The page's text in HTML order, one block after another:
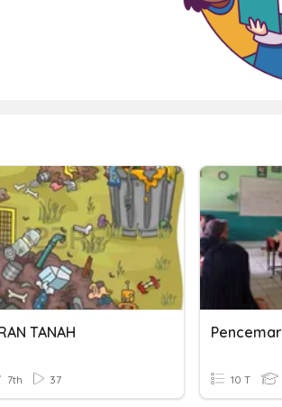
TANAH
7th 37 10 T